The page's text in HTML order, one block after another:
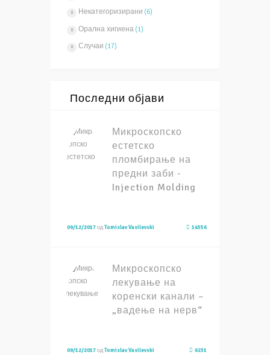
Некатегоризирани (6)
Орална хигиена (1)
Случаи (17)
Последни објави
Микроскопско
естетско
пломбирање на
предни заби -
Injection Molding
09/12/2017од Tomislav Vasilevski 14556
Микроскопско
лекување на
коренски канали –
„вадење на нерв“
09/12/2017одTomislav Vasilevski 6231